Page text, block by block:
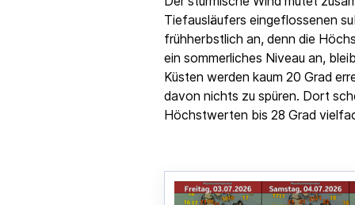
Tiefausläufers eingeflossenen
frühherbstlich an, denn die
ein sommerliches Niveau an,
Küsten werden kaum 20 Grad
davon nichts zu spüren. Dort
Höchstwerten bis 28 Grad